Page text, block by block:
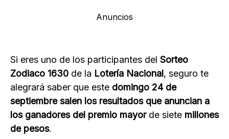
Anuncios
Si eres uno de los participantes del Sorteo
Zodiaco 1630 de la Lotería Nacional, seguro te
alegrará saber que este domingo 24 de
septiembre salen los resultados que anuncian a
los ganadores del premio mayor de siete millones
de pesos.